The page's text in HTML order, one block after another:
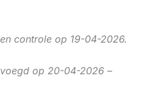
controle op 19-04-2026.
op 20-04-2026 –